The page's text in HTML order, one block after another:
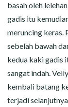
basah oleh
gadis itu
meruncing keras.
sebelah bawah
kedua kaki gadis
sangat indah.
kembali batang
terjadi